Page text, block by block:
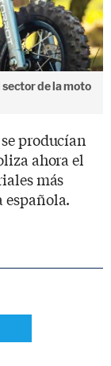
de la moto
producían
ahora el
más